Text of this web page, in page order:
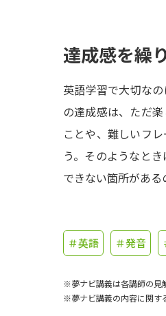
達成感を繰
英語学習で大切な
の達成感は、ただ
ことや、難しいフ
う。そのようなと
できない箇所がある
＃英語 ＃発音
※夢ナビ講義は各講師の見
※夢ナビ講義の内容に関す